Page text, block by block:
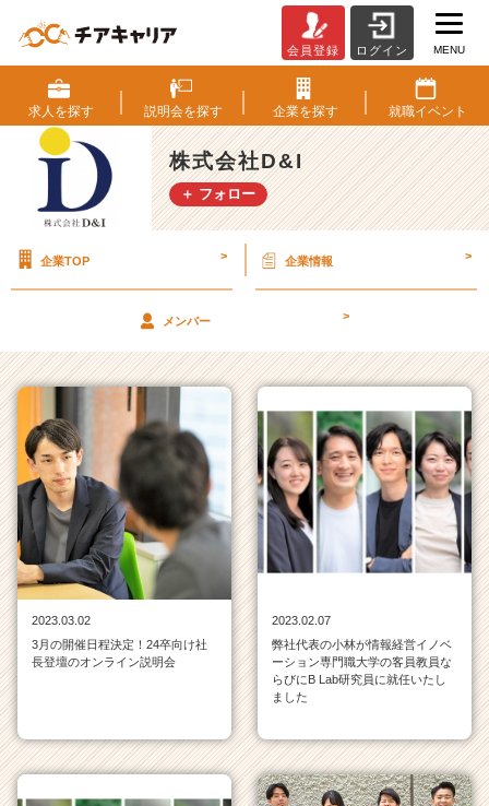
式
会
社
D
&
ム
ン
一
|
ベ
ン
ャ
ー・
成
か
ウ
ト
会員登録 ログイン MENU
求人を探す 説明会を探す 企業を探す 就職イベント
株式会社D&I
＋ フォロー
企業TOP > 企業情報 >
メンバー >
2023.03.02
3月の開催日程決定！24卒向け社
長登壇のオンライン説明会
2023.02.07
弊社代表の小林が情報経営イノベ
ーション専門職大学の客員教員な
らびにB Lab研究員に就任いたし
ました